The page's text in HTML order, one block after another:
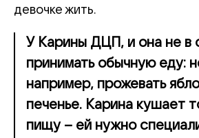
девочке жить.
У Карины ДЦП, и она не в
принимать обычную еду:
например, прожевать
печенье. Карина кушает
пищу – ей нужно